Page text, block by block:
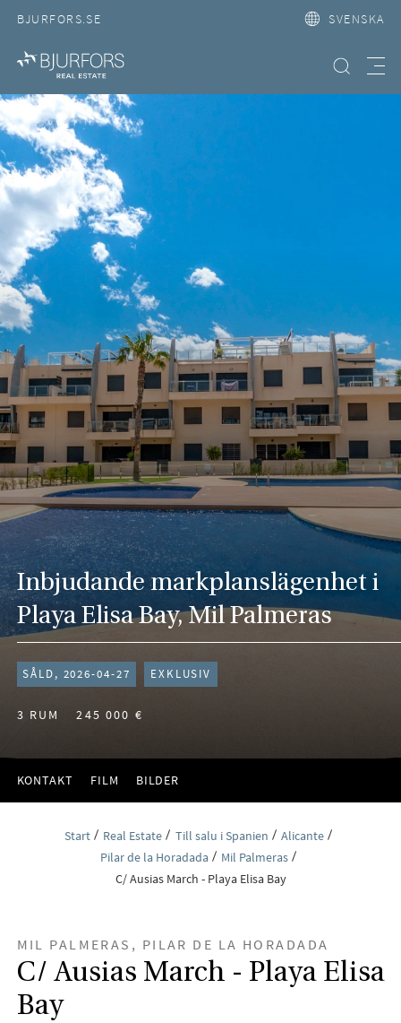
BJURFORS.SE SVENSKA
Hitta bostad
Inbjudande markplanslägenhet i
Playa Elisa Bay, Mil Palmeras
SÅLD, 2026-04-27 EXKLUSIV
3 RUM 245 000 €
KONTAKT FILM BILDER
Start Real Estate Till salu i Spanien
Alicante
Pilar de la Horadada
Mil Palmeras
C/ Ausias March - Playa Elisa Bay
MIL PALMERAS, PILAR DE LA HORADADA
C/ Ausias March - Playa Elisa
Bay